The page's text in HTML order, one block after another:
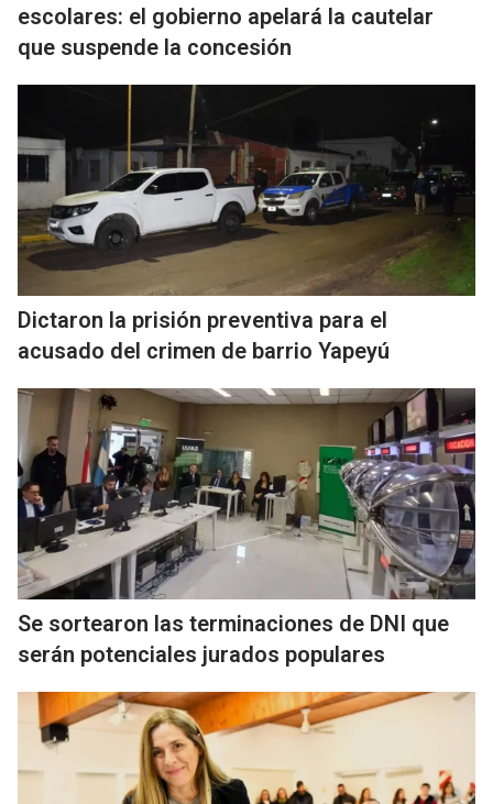
escolares: el gobierno apelará la cautelar
que suspende la concesión
Dictaron la prisión preventiva para el
acusado del crimen de barrio Yapeyú
Se sortearon las terminaciones de DNI que
serán potenciales jurados populares